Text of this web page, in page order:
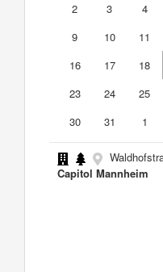
2
3 4
9
10 11
16
17 18
23
24 25
30
31 1
Capitol Mannheim